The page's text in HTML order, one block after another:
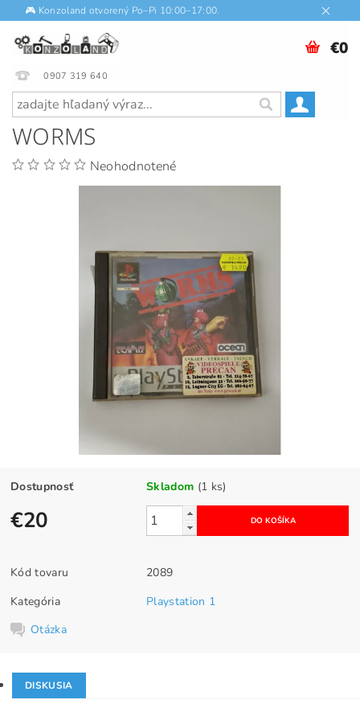
🎮 Konzoland otvorený Po–Pi 10:00–17:00.
0907 319 640
€0
WORMS
Neohodnotené
Dostupnosť Skladom (1 ks)
€20
Kód tovaru
2089
Kategória
Playstation 1
Otázka
DISKUSIA